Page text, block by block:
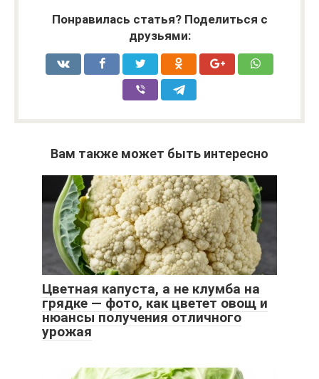
Понравилась статья? Поделиться с
друзьями:
Вам также может быть интересно
Цветная капуста, а не клумба на
грядке — фото, как цветет овощ и
нюансы получения отличного
урожая